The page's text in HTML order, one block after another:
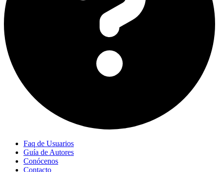
Faq de Usuarios
Guía de Autores
Conócenos
Contacto